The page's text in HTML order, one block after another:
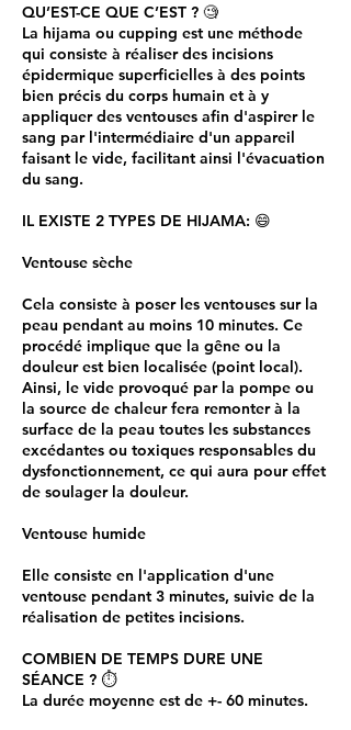
QU’EST-CE QUE C’EST ? 🧐
La hijama ou cupping est une méthode
qui consiste à réaliser des incisions
épidermique superficielles à des points
bien précis du corps humain et à y
appliquer des ventouses afin d'aspirer le
sang par l'intermédiaire d'un appareil
faisant le vide, facilitant ainsi l'évacuation
du sang.
IL EXISTE 2 TYPES DE HIJAMA: 😄
Ventouse sèche
Cela consiste à poser les ventouses sur la
peau pendant au moins 10 minutes. Ce
procédé implique que la gêne ou la
douleur est bien localisée (point local).
Ainsi, le vide provoqué par la pompe ou
la source de chaleur fera remonter à la
surface de la peau toutes les substances
excédantes ou toxiques responsables du
dysfonctionnement, ce qui aura pour effet
de soulager la douleur.
Ventouse humide
Elle consiste en l'application d'une
ventouse pendant 3 minutes, suivie de la
réalisation de petites incisions.
COMBIEN DE TEMPS DURE UNE
SÉANCE ? ⏱️
La durée moyenne est de +- 60 minutes.